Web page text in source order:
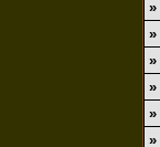
»
»
»
»
»
»